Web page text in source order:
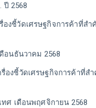
ปี 2568
องชี้วัดเศรษฐกิจการค้าที่ส
อนธันวาคม 2568
องชี้วัดเศรษฐกิจการค้าที่ส
ทศ เดือนพฤศจิกายน 2568